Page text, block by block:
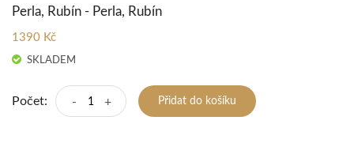
Perla, Rubín - Perla, Rubín
1390 Kč
SKLADEM
Počet: - + Přidat do košíku